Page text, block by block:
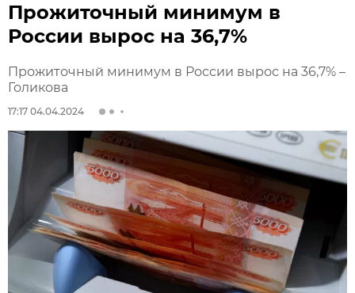
Прожиточный минимум в
России вырос на 36,7%
Прожиточный минимум в России вырос на 36,7% –
Голикова
17:17 04.04.2024